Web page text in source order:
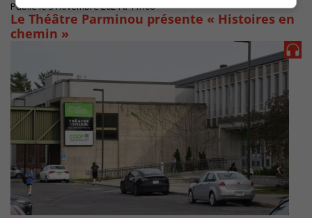
Publié le 5 novembre 2024 à 11h06
Le Théâtre Parminou présente « Histoires en
chemin »